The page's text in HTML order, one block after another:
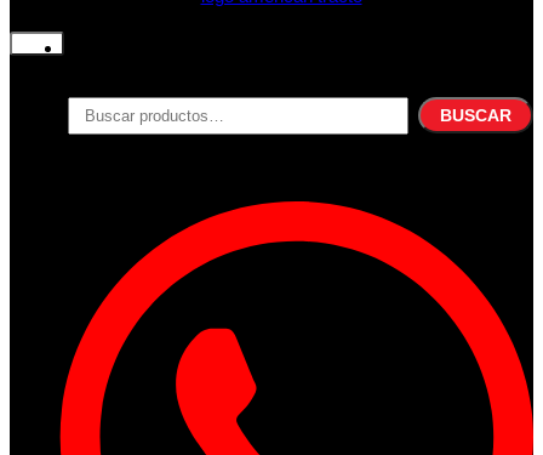
Productos
Lubricantes
Accesorios
Contacto
Acceder
Iniciar Sesion
Registro
BUSCAR